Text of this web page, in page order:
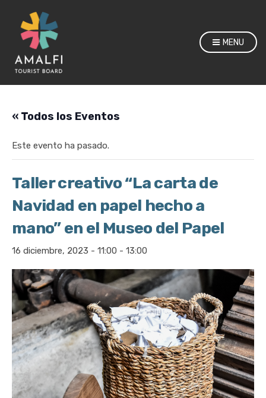
MENU
« Todos los Eventos
Este evento ha pasado.
Taller creativo “La carta de
Navidad en papel hecho a
mano” en el Museo del Papel
16 diciembre, 2023 - 11:00 - 13:00